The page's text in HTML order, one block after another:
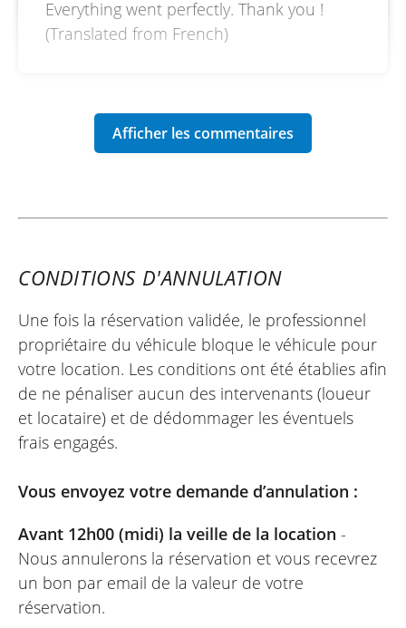
Everything went perfectly. Thank you !
(Translated from French)
MARC
Voge 125 R ~ RV Moto
125R via le site Easy Renter chez RV moto
entièrement satisfait du processus de
réservation en ligne, très simple et très
rapide. Payement en ligne et confirmation
très rapide. Chez RV Moto tout s'est très
bien passé, signature du contrat de
location et présentation de la moto en 10
minutes. Personnel très sympathique. Je
recommande absolument Easy Renter
hésitation.
LIONEL
CONDITIONS D'ANNULATION
Une fois la réservation validée, le professionnel
propriétaire du véhicule bloque le véhicule pour
votre location. Les conditions ont été établies afin
de ne pénaliser aucun des intervenants (loueur
et locataire) et de dédommager les éventuels
frais engagés.
Vous envoyez votre demande d’annulation :
Avant 12h00 (midi) la veille de la location -
Nous annulerons la réservation et vous recevrez
un bon par email de la valeur de votre
réservation.